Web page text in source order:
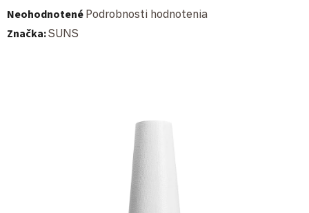
Priemerné hodnotenie produktu je 0,0 z 5 hviezdičiek.
Neohodnotené Podrobnosti hodnotenia
Značka:SUNS